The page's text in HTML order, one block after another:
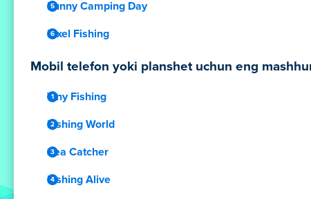
Funny Camping Day
Pixel Fishing
Mobil telefon yoki planshet uchun eng
Tiny Fishing
Fishing World
Sea Catcher
Fishing Alive